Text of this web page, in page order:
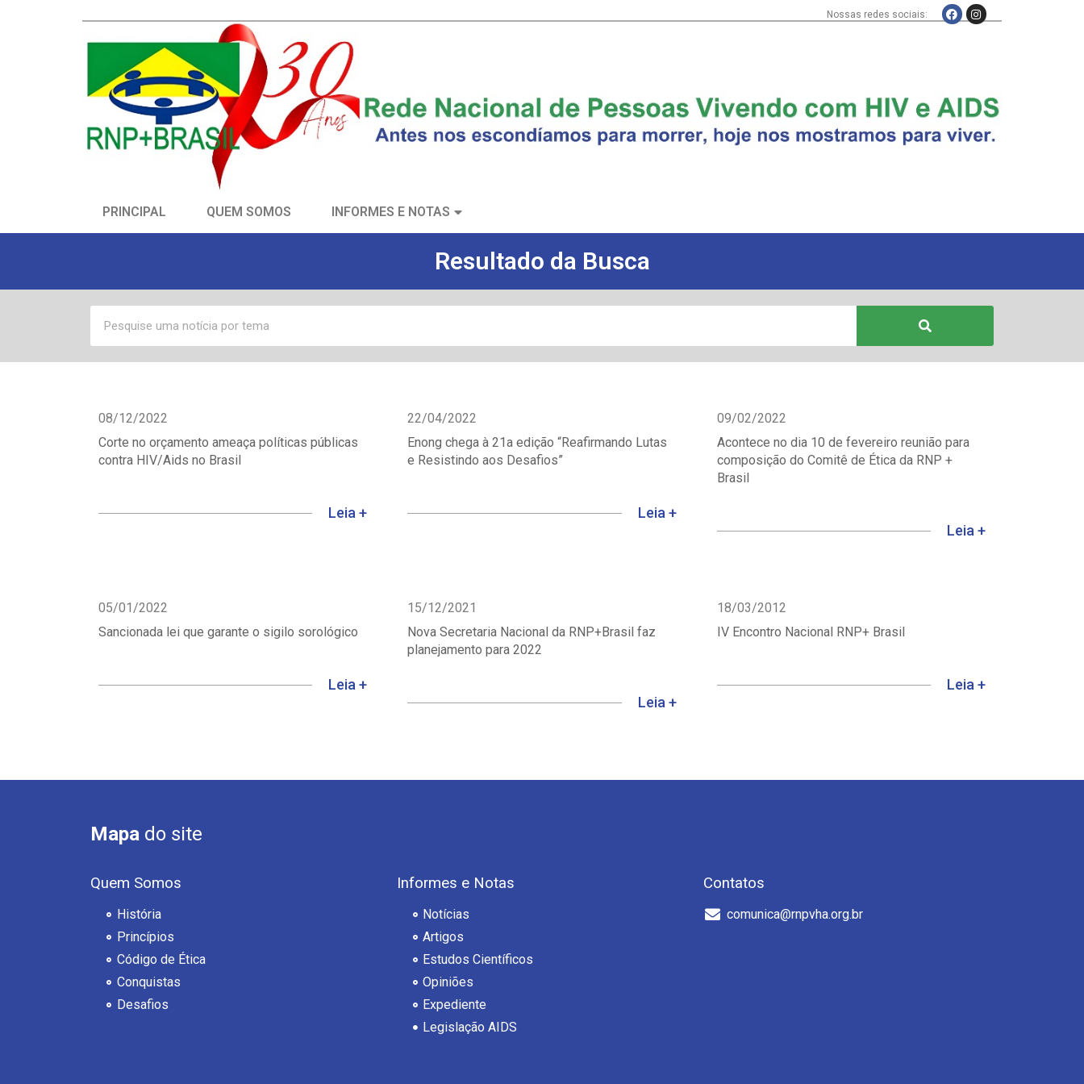
Nossas redes sociais:
PRINCIPAL QUEM SOMOS INFORMES E NOTAS
Resultado da Busca
08/12/2022
Corte no orçamento ameaça políticas públicas
contra HIV/Aids no Brasil
Leia +
22/04/2022
Enong chega à 21a edição “Reafirmando Lutas
e Resistindo aos Desafios”
Leia +
09/02/2022
Acontece no dia 10 de fevereiro reunião para
composição do Comitê de Ética da RNP +
Brasil
Leia +
05/01/2022
Sancionada lei que garante o sigilo sorológico
Leia +
15/12/2021
Nova Secretaria Nacional da RNP+Brasil faz
planejamento para 2022
Leia +
18/03/2012
IV Encontro Nacional RNP+ Brasil
Leia +
Mapa do site
Quem Somos
História
Princípios
Código de Ética
Conquistas
Desafios
Informes e Notas
Notícias
Artigos
Estudos Científicos
Opiniões
Expediente
Legislação AIDS
Contatos
comunica@rnpvha.org.br